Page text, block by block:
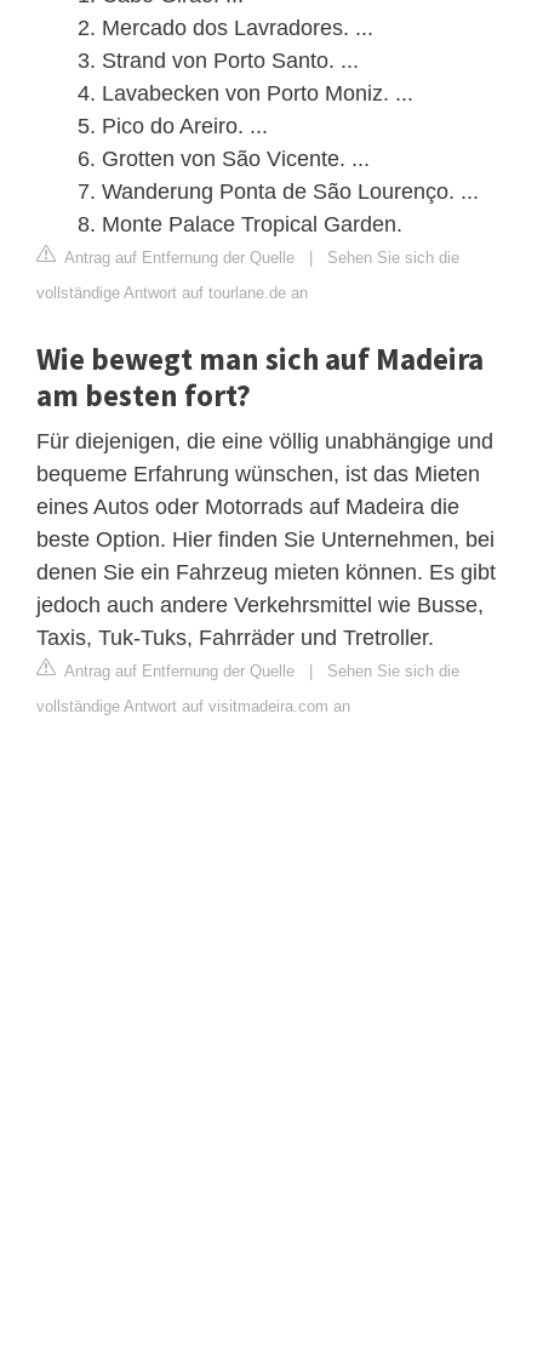
Mercado dos Lavradores. ...
Strand von Porto Santo. ...
Lavabecken von Porto Moniz. ...
Pico do Areiro. ...
Grotten von São Vicente. ...
Wanderung Ponta de São Lourenço. ...
Monte Palace Tropical Garden.
Antrag auf Entfernung der Quelle | Sehen Sie sich die
vollständige Antwort auf tourlane.de an
Wie bewegt man sich auf Madeira
am besten fort?
Für diejenigen, die eine völlig unabhängige und
bequeme Erfahrung wünschen, ist das Mieten
eines Autos oder Motorrads auf Madeira die
beste Option. Hier finden Sie Unternehmen, bei
denen Sie ein Fahrzeug mieten können. Es gibt
jedoch auch andere Verkehrsmittel wie Busse,
Taxis, Tuk-Tuks, Fahrräder und Tretroller.
Antrag auf Entfernung der Quelle | Sehen Sie sich die
vollständige Antwort auf visitmadeira.com an